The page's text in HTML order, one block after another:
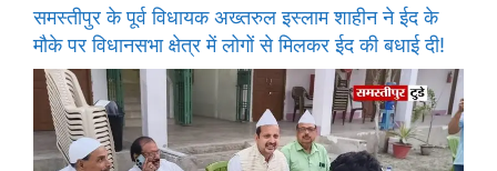
समस्तीपुर के पूर्व विधायक अख्तरुल इस्लाम शाहीन ने ईद के
मौके पर विधानसभा क्षेत्र में लोगों से मिलकर ईद की बधाई दी!